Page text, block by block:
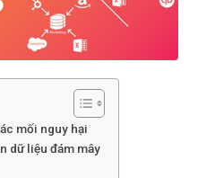
mối nguy hại
dữ liệu đám mây